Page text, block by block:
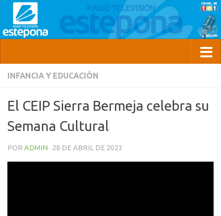
INFANCIA Y EDUCACIÓN
El CEIP Sierra Bermeja celebra su
Semana Cultural
POR ADMIN · 28 DE ABRIL DE 2023